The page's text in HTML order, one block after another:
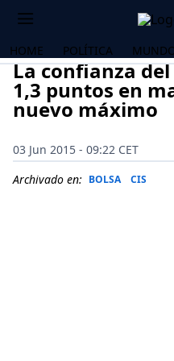
HOME POLÍTICA
La confianza
1,3 puntos en
nuevo máximo
03 Jun 2015 - 09:22 CET
Archivado en: BOLSA CIS